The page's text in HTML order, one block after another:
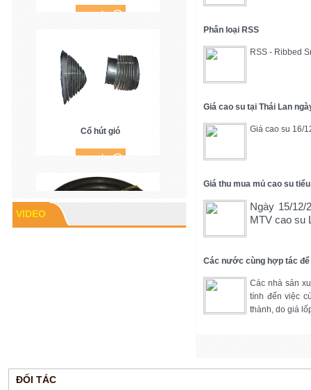
Cổ hút gió
VIDEO
Phân loại RSS
RSS - Ribbed
Giá cao su tại Thái Lan
Giá cao su 16/
Giá thu mua mủ cao su
Ngày 15/
MTV cao su
Các nước cùng hợp tác
Các nhà sản
tính đến việc
thành, do giá
ĐỐI TÁC